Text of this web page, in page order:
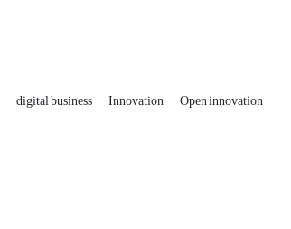
digital business Innovation Open innovation